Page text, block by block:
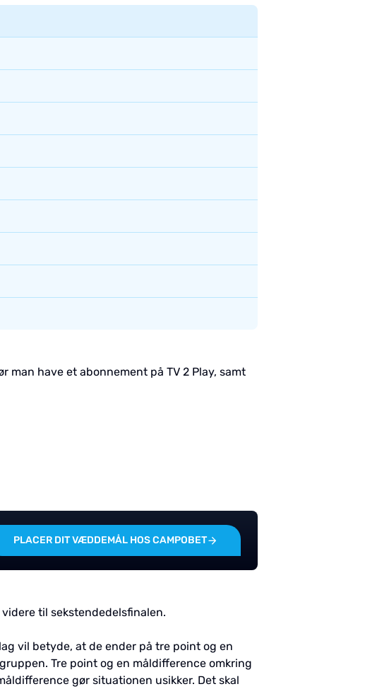
man have et abonnement på TV 2 Play, samt
PLACER DIT VÆDDEMÅL HOS CAMPOBET
videre til sekstendedelsfinalen.
vil betyde, at de ender på tre point og en
Tre point og en måldifference omkring
gør situationen usikker. Det skal